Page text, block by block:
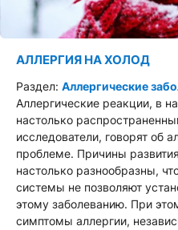
АЛЛЕРГИЯ НА ХОЛОД
Раздел: Аллергические
Аллергические реакции, в
настолько
исследователи, говорят об
проблеме. Причины
настолько разнообразны,
системы не позволяют
этому заболеванию. При
симптомы аллергии,